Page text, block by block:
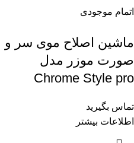
اتمام موجودی
ماشین اصلاح موی سر و
صورت موزر مدل
Chrome Style pro
تماس بگیرید
اطلاعات بیشتر